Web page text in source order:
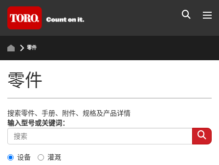
零件
零件
搜索零件、手册、附件、规格及产品详情
输入型号或关键词：
设备 灌溉